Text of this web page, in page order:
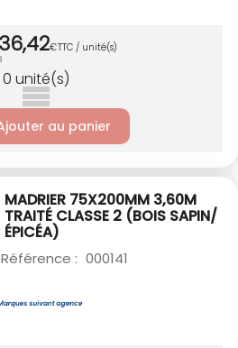
36,42€TTC / unité(s)
0 unité(s)
au panier
MADRIER 75X200MM 3,60M
TRAITÉ CLASSE 2 (BOIS SAPIN/
ÉPICÉA)
Référence : 000141